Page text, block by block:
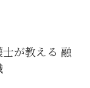
が教える 融